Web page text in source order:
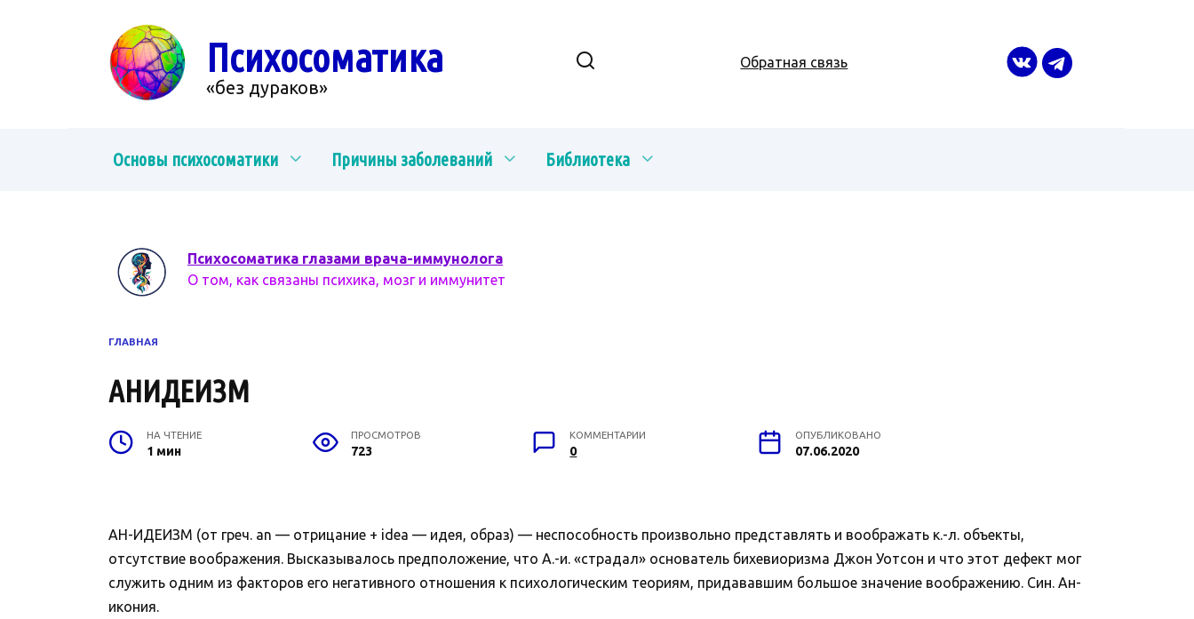
Психосоматика
«без дураков»
Обратная связь
Основы психосоматики Причины заболеваний Библиотека
Психосоматика глазами врача-иммунолога
О том, как связаны психика, мозг и иммунитет
ГЛАВНАЯ
АНИДЕИЗМ
НА ЧТЕНИЕ
1 мин
ПРОСМОТРОВ
723
КОММЕНТАРИИ
0
ОПУБЛИКОВАНО
07.06.2020
АН-ИДЕИЗМ (от греч. an — отрицание + idea — идея, образ) — неспособность произвольно представлять и воображать к.-л. объекты,
отсутствие воображения. Высказывалось предположение, что А.-и. «страдал» основатель бихевиоризма Джон Уотсон и что этот дефект мог
служить одним из факторов его негативного отношения к психологическим теориям, придававшим большое значение воображению. Син. Ан-
икония.